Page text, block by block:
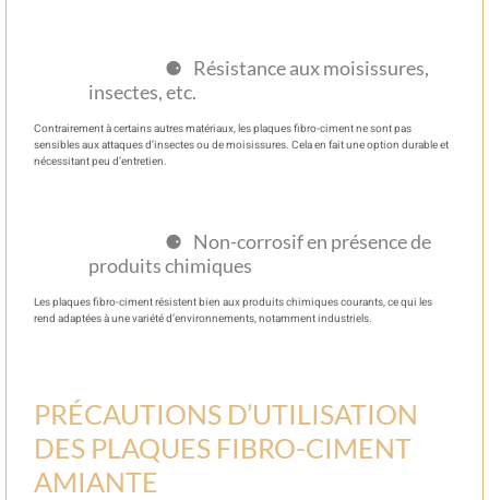
Résistance aux moisissures,
insectes, etc.
Contrairement à certains autres matériaux, les plaques fibro-ciment ne sont pas
sensibles aux attaques d’insectes ou de moisissures. Cela en fait une option durable et
nécessitant peu d’entretien.
Non-corrosif en présence de
produits chimiques
Les plaques fibro-ciment résistent bien aux produits chimiques courants, ce qui les
rend adaptées à une variété d’environnements, notamment industriels.
PRÉCAUTIONS D’UTILISATION
DES PLAQUES FIBRO-CIMENT
AMIANTE